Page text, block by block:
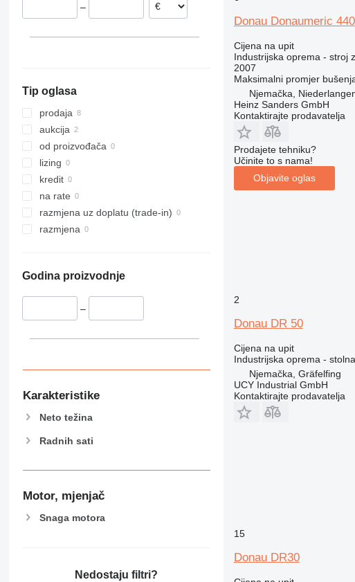
–
Tip oglasa
prodaja
aukcija
od proizvođača
lizing
kredit
na rate
razmjena uz doplatu (trade-in)
razmjena
Godina proizvodnje
–
Karakteristike
Neto težina
Radnih sati
Motor, mjenjač
Snaga motora
Nedostaju filtri?
Donau Donaumeric 440
Cijena na upit
Industrijska oprema - stroj
2007
Maksimalni promjer
Njemačka,
Heinz Sanders GmbH
Kontaktirajte prodavatelja
Prodajete tehniku?
Učinite to s nama!
Objavite oglas
2
Donau DR 50
Cijena na upit
Industrijska oprema -
Njemačka, Gräfelfing
UCY Industrial GmbH
Kontaktirajte prodavatelja
15
Donau DR30